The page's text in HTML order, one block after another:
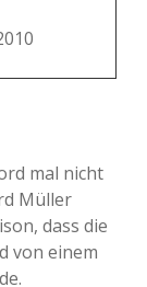
mal nicht
Müller
dass die
von einem